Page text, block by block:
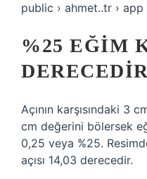
public › ahmet..tr ›
%25 EĞIM
Açının karşısındaki 3
cm değerini bölersek
0,25 veya %25.
açısı 14,03 derecedir.